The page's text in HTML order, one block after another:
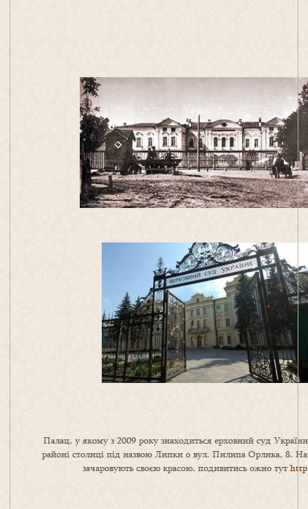
Палац, у якому з 2009 року знаходиться ерховний суд
районі столиці під назвою Липки о вул. Пилипа Орлика, 8. На
зачаровують своєю красою, подивитись ожно тут